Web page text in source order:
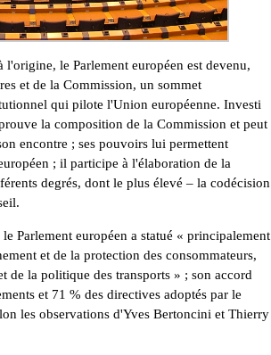
l'origine, le Parlement européen est devenu,
et de la Commission, un sommet
qui pilote l'Union européenne. Investi
la composition de la Commission et peut
encontre ; ses pouvoirs lui permettent
; il participe à l'élaboration de la
degrés, dont le plus élevé – la codécision
Parlement européen a statué « principalement
et de la protection des consommateurs,
de la politique des transports » ; son accord
et 71 % des directives adoptés par le
les observations d'Yves Bertoncini et Thierry